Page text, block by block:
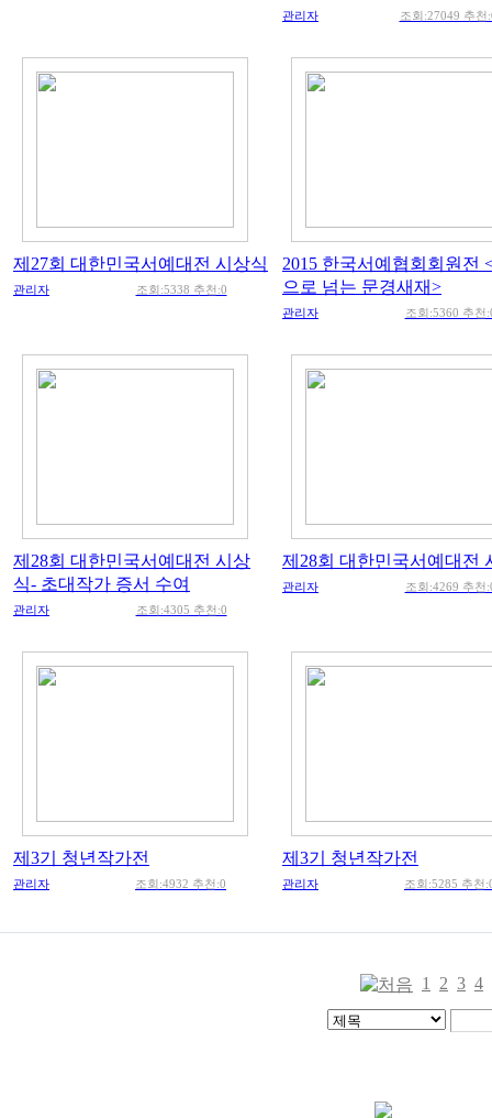
관리자 조회:27049 추천
제27회 대한민국서예대전 시상식
관리자 조회:5338 추천:0
2015 한국서예협회회원전
으로 넘는 문경새재>
관리자 조회:5360 추천
제28회 대한민국서예대전 시상
식- 초대작가 증서 수여
관리자 조회:4305 추천:0
제28회 대한민국서예대전
관리자 조회:4269 추천
제3기 청년작가전
관리자 조회:4932 추천:0
제3기 청년작가전
관리자 조회:5285 추천
1 2 3 4